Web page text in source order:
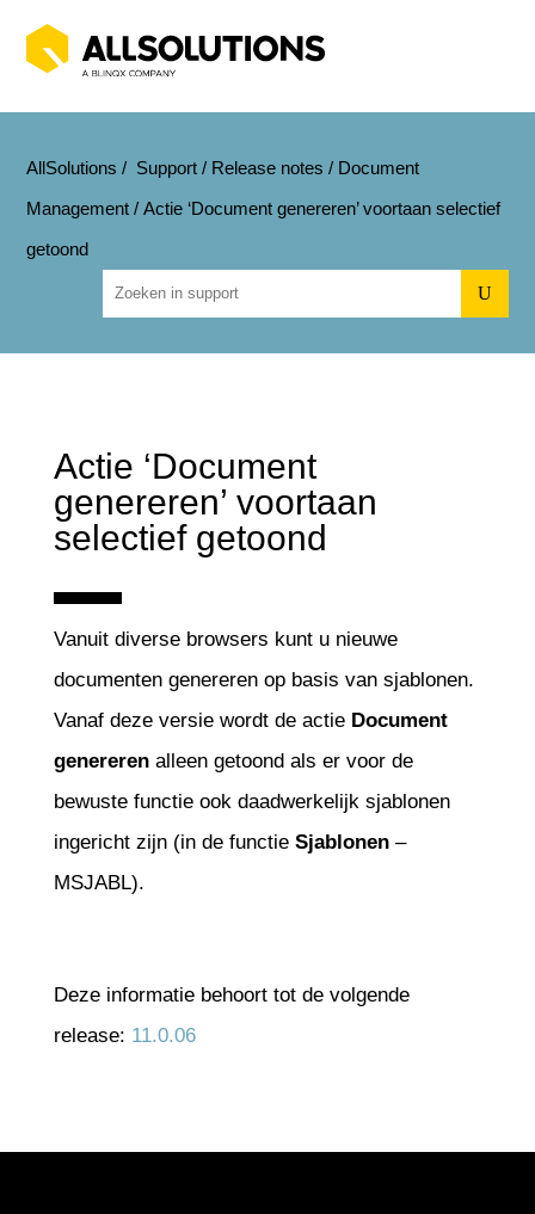
AllSolutions / Support/ Release notes / Document
Management /Actie ‘Document genereren’ voortaan selectief
getoond
U
Actie ‘Document
genereren’ voortaan
selectief getoond
Vanuit diverse browsers kunt u nieuwe
documenten genereren op basis van sjablonen.
Vanaf deze versie wordt de actie Document
genereren alleen getoond als er voor de
bewuste functie ook daadwerkelijk sjablonen
ingericht zijn (in de functie Sjablonen–
MSJABL).
Deze informatie behoort tot de volgende
release: 11.0.06